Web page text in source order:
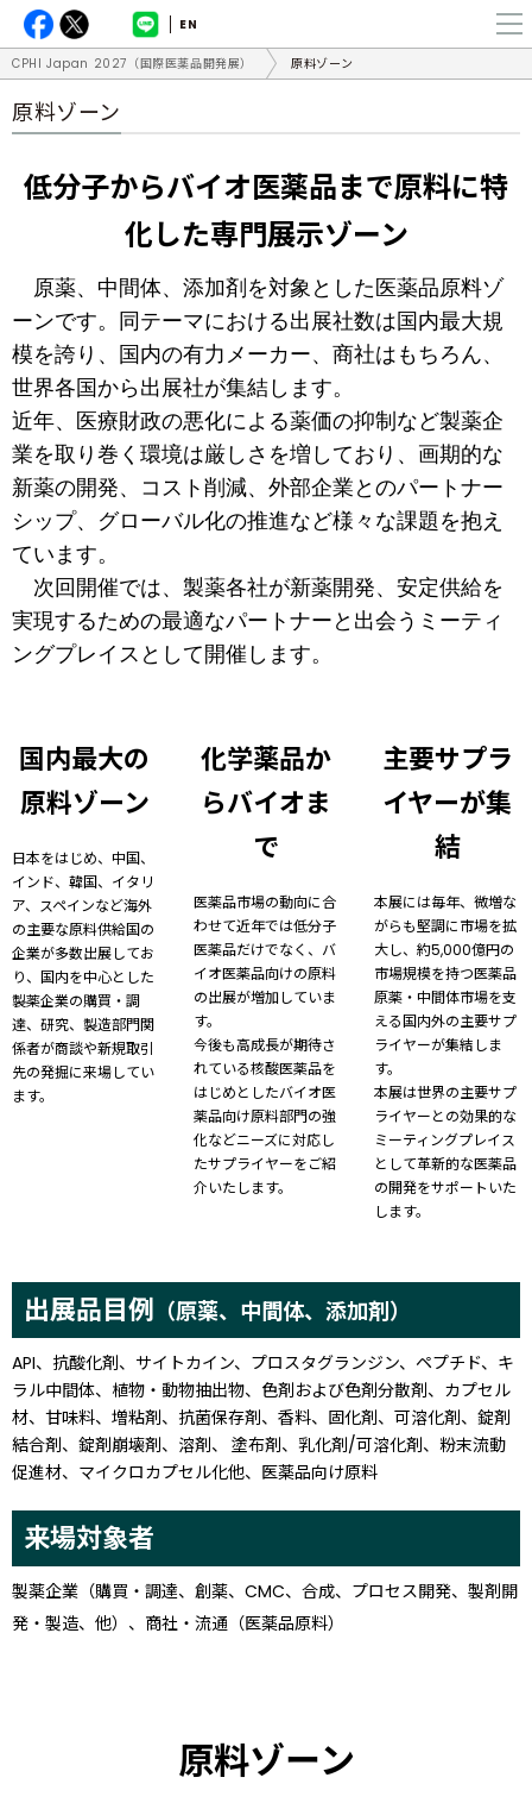
EN
CPHI Japan 2027（国際医薬品開発展） 原料ゾーン
原料ゾーン
低分子からバイオ医薬品まで原料に特
化した専門展示ゾーン
原薬、中間体、添加剤を対象とした医薬品原料ゾ
ーンです。同テーマにおける出展社数は国内最大規
模を誇り、国内の有力メーカー、商社はもちろん、
世界各国から出展社が集結します。
近年、医療財政の悪化による薬価の抑制など製薬企
業を取り巻く環境は厳しさを増しており、画期的な
新薬の開発、コスト削減、外部企業とのパートナー
シップ、グローバル化の推進など様々な課題を抱え
ています。
次回開催では、製薬各社が新薬開発、安定供給を
実現するための最適なパートナーと出会うミーティ
ングプレイスとして開催します。
国内最大の
原料ゾーン
日本をはじめ、中国、
インド、韓国、イタリ
ア、スペインなど海外
の主要な原料供給国の
企業が多数出展してお
り、国内を中心とした
製薬企業の購買・調
達、研究、製造部門関
係者が商談や新規取引
先の発掘に来場してい
ます。
化学薬品か
らバイオま
で
医薬品市場の動向に合
わせて近年では低分子
医薬品だけでなく、バ
イオ医薬品向けの原料
の出展が増加していま
す。
今後も高成長が期待さ
れている核酸医薬品を
はじめとしたバイオ医
薬品向け原料部門の強
化などニーズに対応し
たサプライヤーをご紹
介いたします。
主要サプラ
イヤーが集
結
本展には毎年、微増な
がらも堅調に市場を拡
大し、約5,000億円の
市場規模を持つ医薬品
原薬・中間体市場を支
える国内外の主要サプ
ライヤーが集結しま
す。
本展は世界の主要サプ
ライヤーとの効果的な
ミーティングプレイス
として革新的な医薬品
の開発をサポートいた
します。
出展品目例 （原薬、中間体、添加剤）
API、抗酸化剤、サイトカイン、プロスタグランジン、ペプチド、キ
ラル中間体、植物・動物抽出物、色剤および色剤分散剤、カプセル
材、甘味料、増粘剤、抗菌保存剤、香料、固化剤、可溶化剤、錠剤
結合剤、錠剤崩壊剤、溶剤、 塗布剤、乳化剤/可溶化剤、粉末流動
促進材、マイクロカプセル化他、医薬品向け原料
来場対象者
製薬企業（購買・調達、創薬、CMC、合成、プロセス開発、製剤開
発・製造、他）、 商社・流通（医薬品原料）
原料ゾーン